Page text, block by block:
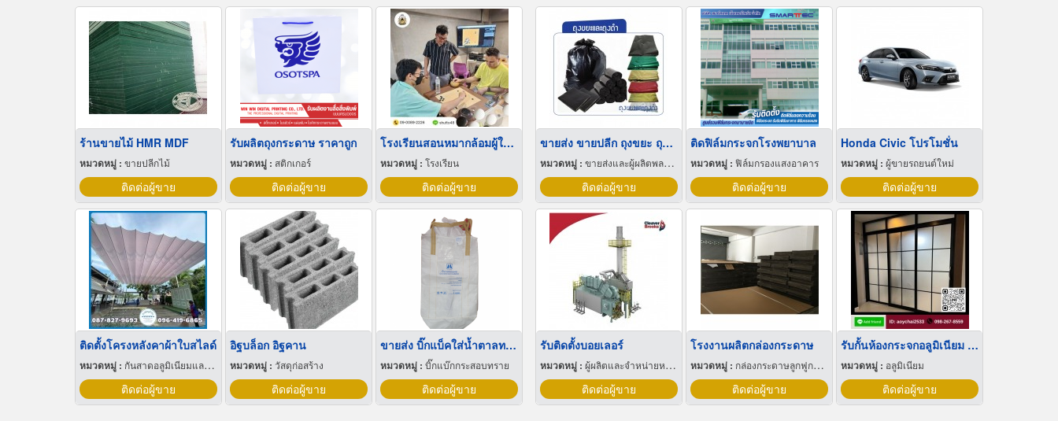
ร้านขายไม้ HMR MDF
หมวดหมู่ : ขายปลีกไม้
ติดต่อผู้ขาย
รับผลิตถุงกระดาษ ราคาถูก
หมวดหมู่ : สติกเกอร์
ติดต่อผู้ขาย
โรงเรียนสอนหมากล้อมผู้ใหญ่
หมวดหมู่ :โรงเรียน
ติดต่อผู้ขาย
ติดตั้งโครงหลังคาผ้าใบสไลด์
หมวดหมู่ : กันสาดอลูมิเนียมและผ้าใบ
ติดต่อผู้ขาย
อิฐบล็อก อิฐคาน
หมวดหมู่ : วัสดุก่อสร้าง
ติดต่อผู้ขาย
ขายส่ง บิ๊กแบ็คใส่น้ำตาลทราย สมุทรปราการ
หมวดหมู่ :บิ๊กแบ๊กกระสอบทราย
ติดต่อผู้ขาย
ขายส่ง ขายปลีก ถุงขยะ ถุงดำ
หมวดหมู่ : ขายส่งและผู้ผลิตพลาสติกสำเร็จรูป
ติดต่อผู้ขาย
ติดฟิล์มกระจกโรงพยาบาล
หมวดหมู่ : ฟิล์มกรองแสงอาคาร
ติดต่อผู้ขาย
Honda Civic โปรโมชั่น
หมวดหมู่ :ผู้ขายรถยนต์ใหม่
ติดต่อผู้ขาย
รับติดตั้งบอยเลอร์
หมวดหมู่ : ผู้ผลิตและจำหน่ายหม้อน้ำทางอุตสาหกรรม
ติดต่อผู้ขาย
โรงงานผลิตกล่องกระดาษ
หมวดหมู่ : กล่องกระดาษลูกฟูกและไฟเบอร์
ติดต่อผู้ขาย
รับกั้นห้องกระจกอลูมิเนียม รามอินทรา
หมวดหมู่ : อลูมิเนียม
ติดต่อผู้ขาย